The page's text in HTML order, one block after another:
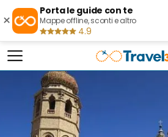
×
Porta le guide con te
Mappe offline, sconti e altro
4.9